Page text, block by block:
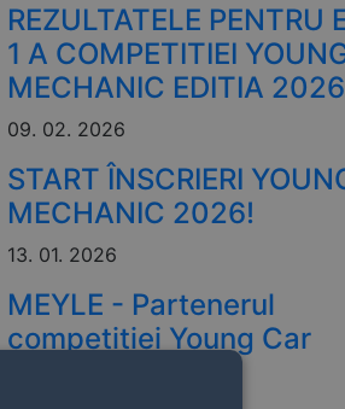
REZULTATELE PENTRU
1 A COMPETITIEI
MECHANIC EDITIA 2026
09. 02. 2026
START ÎNSCRIERI
MECHANIC 2026!
13. 01. 2026
MEYLE - Partenerul
competitiei Young Car